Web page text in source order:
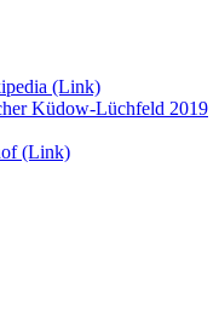
(Link)
Küdow-Lüchfeld 2019
(Link)